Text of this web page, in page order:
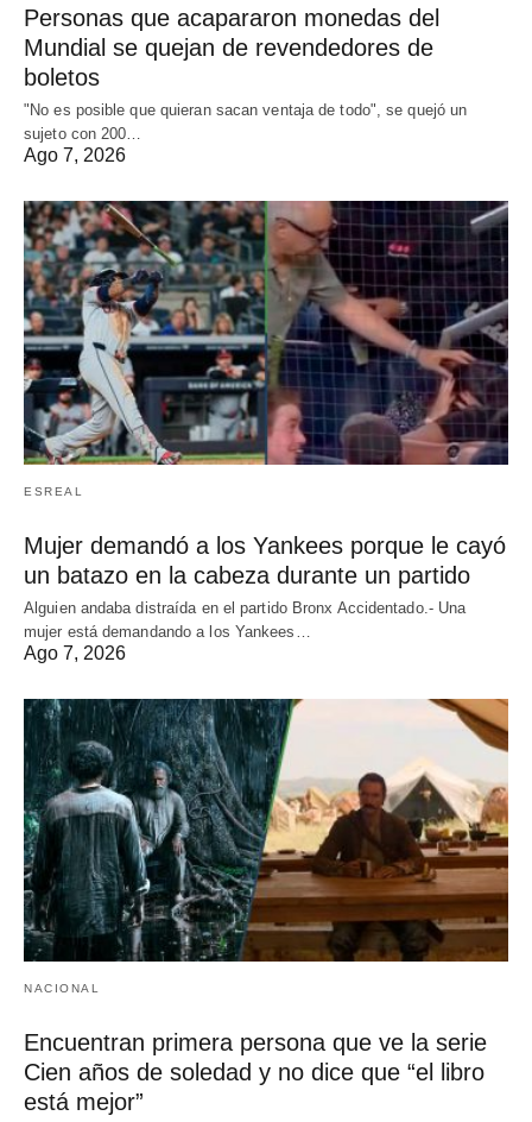
Personas que acapararon monedas del
Mundial se quejan de revendedores de
boletos
"No es posible que quieran sacan ventaja de todo", se quejó un
sujeto con 200…
Ago 7, 2026
ESREAL
Mujer demandó a los Yankees porque le cayó
un batazo en la cabeza durante un partido
Alguien andaba distraída en el partido Bronx Accidentado.- Una
mujer está demandando a los Yankees…
Ago 7, 2026
NACIONAL
Encuentran primera persona que ve la serie
Cien años de soledad y no dice que “el libro
está mejor”